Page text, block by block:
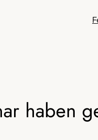
haben